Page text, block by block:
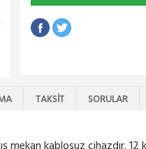
TAKSIT SORULAR